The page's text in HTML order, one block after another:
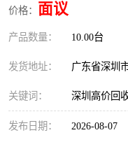
价格： 面议
产品数量： 10.00台
发货地址： 广东省深圳
关键词： 深圳高价回
发布日期： 2026-08-07